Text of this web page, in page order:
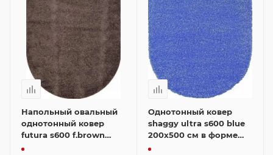
Напольный овальный
однотонный ковер
futura s600 f.brown
60x110 см
Однотонный ковер
shaggy ultra s600 blue
200x500 см в форме
овала